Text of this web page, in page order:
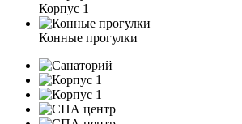
Корпус 1
Конные прогулки